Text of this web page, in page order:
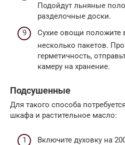
Подойдут льняные
разделочные доски.
Сухие овощи положите
несколько пакетов.
герметичность,
камеру на хранение.
Подсушенные
Для такого способа
шкафа и растительное масло:
Включите духовку на